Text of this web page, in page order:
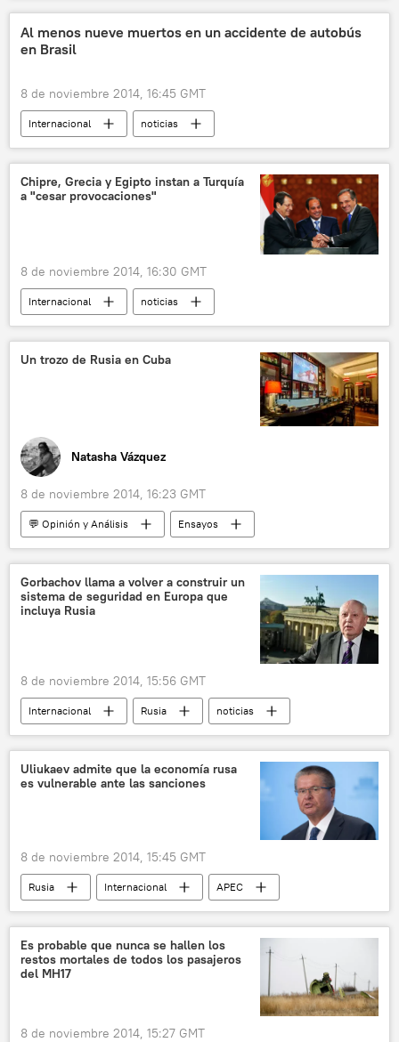
Al menos nueve muertos en un accidente de autobús
en Brasil
8 de noviembre 2014, 16:45 GMT
Internacional noticias
Chipre, Grecia y Egipto instan a Turquía
a "cesar provocaciones"
8 de noviembre 2014, 16:30 GMT
Internacional noticias
Un trozo de Rusia en Cuba
Natasha Vázquez
8 de noviembre 2014, 16:23 GMT
💬 Opinión y Análisis Ensayos
Gorbachov llama a volver a construir un
sistema de seguridad en Europa que
incluya Rusia
8 de noviembre 2014, 15:56 GMT
Internacional Rusia noticias
Uliukaev admite que la economía rusa
es vulnerable ante las sanciones
8 de noviembre 2014, 15:45 GMT
Rusia Internacional
APEC
noticias
Es probable que nunca se hallen los
restos mortales de todos los pasajeros
del MH17
8 de noviembre 2014, 15:27 GMT